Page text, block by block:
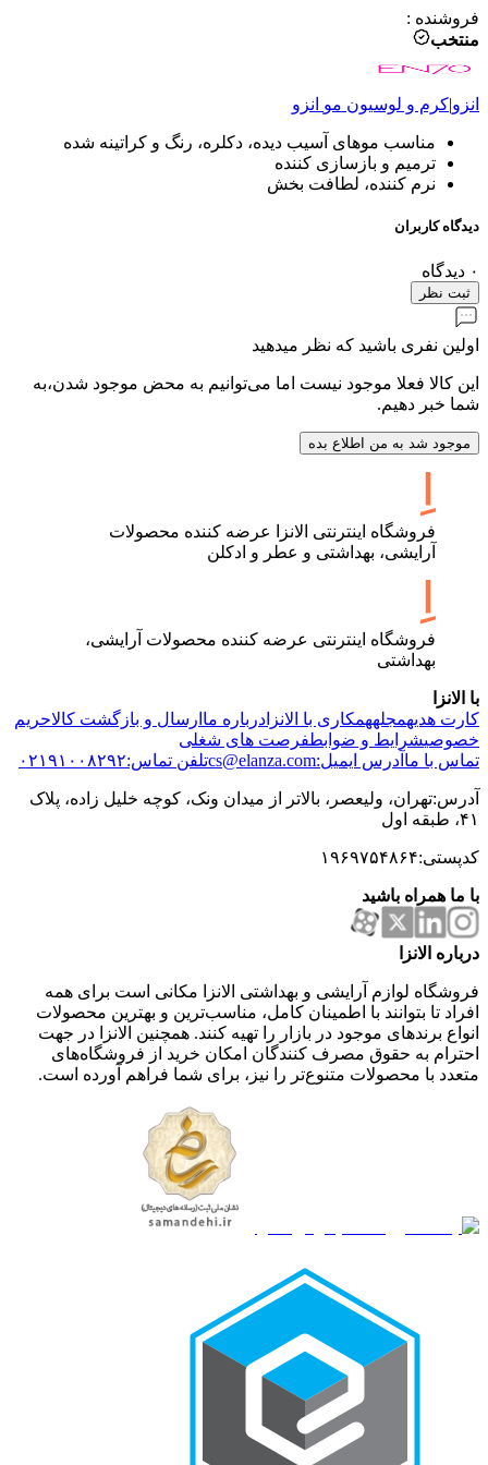
فروشنده :
منتخب
انزو|کرم و لوسیون مو انزو
مناسب موهای آسیب دیده، دکلره، رنگ و کراتینه شده
ترمیم و بازسازی کننده
نرم کننده، لطافت بخش
دیدگاه کاربران
۰ دیدگاه
ثبت نظر
اولین نفری باشید که نظر میدهید
این کالا فعلا موجود نیست اما می‌توانیم به محض موجود شدن،به
شما خبر دهیم.
موجود شد به من اطلاع بده
فروشگاه اینترنتی الانزا عرضه کننده محصولات
آرایشی، بهداشتی و عطر و ادکلن
فروشگاه اینترنتی عرضه کننده محصولات آرایشی،
بهداشتی
با الانزا
کارت هدیهمجلههمکاری با الانزا درباره ما ارسال و بازگشت کالاحریم
خصوصیشرایط و ضوابطفرصت های شغلی
تماس با ما آدرس ایمیل:cs@elanza.com تلفن تماس:۰۲۱۹۱۰۰۸۲۹۲
آدرس:تهران، ولیعصر، بالاتر از میدان ونک، کوچه خلیل زاده، پلاک
۴۱، طبقه اول
کدپستی:۱۹۶۹۷۵۴۸۶۴
با ما همراه باشید
درباره الانزا
فروشگاه لوازم آرایشی و بهداشتی الانزا مکانی است برای همه
افراد تا بتوانند با اطمینان کامل، مناسب‌ترین و بهترین محصولات
انواع برندهای موجود در بازار را تهیه کنند. همچنین الانزا در جهت
احترام به حقوق مصرف کنندگان امکان خرید از فروشگاه‌های
متعدد با محصولات متنوع‌تر را نیز، برای شما فراهم آورده است.